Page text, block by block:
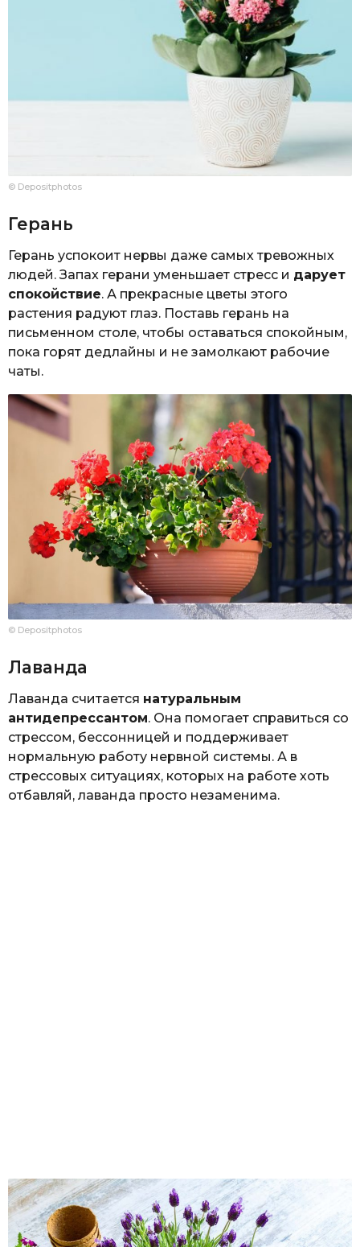
© Depositphotos
Герань
Герань успокоит нервы даже самых тревожных
людей. Запах герани уменьшает стресс и дарует
спокойствие. А прекрасные цветы этого
растения радуют глаз. Поставь герань на
письменном столе, чтобы оставаться спокойным,
пока горят дедлайны и не замолкают рабочие
чаты.
© Depositphotos
Лаванда
Лаванда считается натуральным
антидепрессантом. Она помогает справиться со
стрессом, бессонницей и поддерживает
нормальную работу нервной системы. А в
стрессовых ситуациях, которых на работе хоть
отбавляй, лаванда просто незаменима.